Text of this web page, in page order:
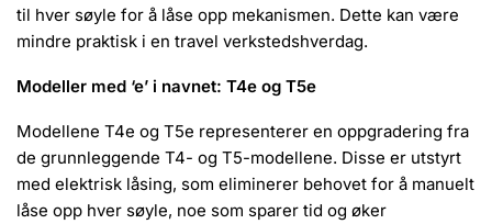
til hver søyle for å låse opp mekanismen. Dette kan være
mindre praktisk i en travel verkstedshverdag.
Modeller med ‘e’ i navnet: T4e og T5e
Modellene T4e og T5e representerer en oppgradering fra
de grunnleggende T4- og T5-modellene. Disse er utstyrt
med elektrisk låsing, som eliminerer behovet for å manuelt
låse opp hver søyle, noe som sparer tid og øker